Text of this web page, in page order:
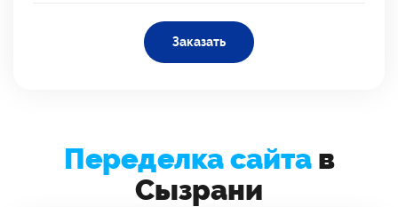
Заказать
Переделка сайтав
Сызрани